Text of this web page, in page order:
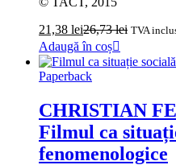
21,38 lei26,73lei TVA
Adaugă în coș
Paperback
CHRISTIAN
Filmul ca
fenomenologice